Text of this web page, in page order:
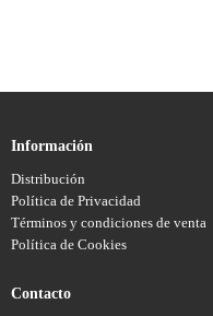
Información
Distribución
Política de Privacidad
Términos y condiciones de venta
Política de Cookies
Contacto